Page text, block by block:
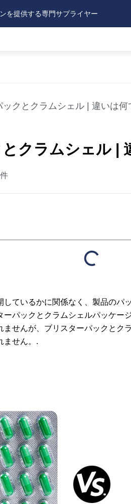
を提供する専門サプライヤー
ックとクラムシェル | 違いは何
クラムシェル |
ているかに関係なく、製品のパ
パックとクラムシェルパッケー
ませんが、ブリスターパックとク
ません。.